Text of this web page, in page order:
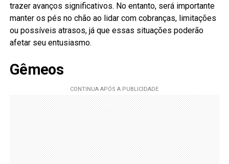
trazer avanços significativos. No entanto, será importante
manter os pés no chão ao lidar com cobranças, limitações
ou possíveis atrasos, já que essas situações poderão
afetar seu entusiasmo.
Gêmeos